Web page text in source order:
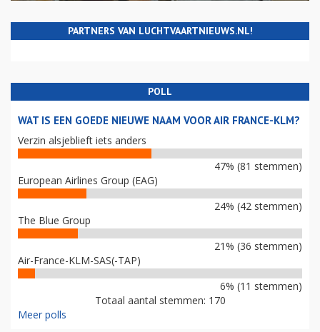
PARTNERS VAN LUCHTVAARTNIEUWS.NL!
POLL
WAT IS EEN GOEDE NIEUWE NAAM VOOR AIR FRANCE-KLM?
Verzin alsjeblieft iets anders
47% (81 stemmen)
European Airlines Group (EAG)
24% (42 stemmen)
The Blue Group
21% (36 stemmen)
Air-France-KLM-SAS(-TAP)
6% (11 stemmen)
Totaal aantal stemmen: 170
Meer polls